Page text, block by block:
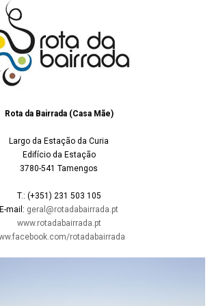
Rota da Bairrada (Casa Mãe)
Largo da Estação da Curia
Edifício da Estação
3780-541 Tamengos
T.: (+351) 231 503 105
E-mail: geral@rotadabairrada.pt
www.rotadabairrada.pt
rotadabairrada